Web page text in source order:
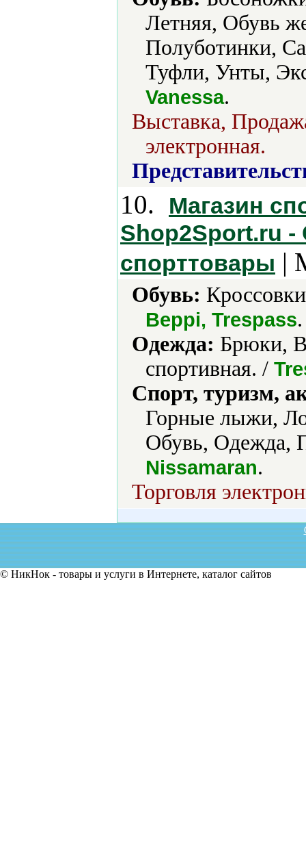
Летняя, Обувь
Полуботинки,
Туфли, Унты,
Vanessa.
Выставка,
электронная.
10.
Магазин
Shop2Sport.ru
спорттовары |
Обувь:
Beppi, Trespass.
Одежда: Брюки,
спортивная. /
Спорт, туризм,
Горные лыжи,
Обувь, Одежда,
Nissamaran.
Торговля
© НикНок - товары и услуги в Интернете, каталог сайтов